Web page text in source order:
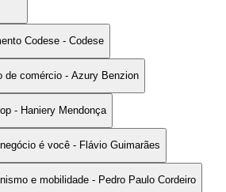
Codese - Codese
de comércio - Azury Benzion
- Haniery Mendonça
é você - Flávio Guimarães
e mobilidade - Pedro Paulo Cordeiro